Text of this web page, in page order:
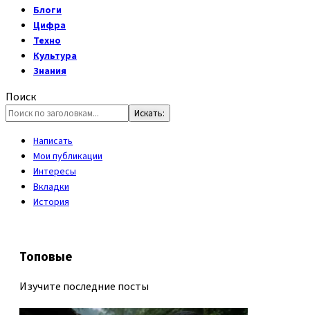
Блоги
Цифра
Техно
Культура
Знания
Поиск
Написать
Мои публикации
Интересы
Вкладки
История
Топовые
Изучите последние посты